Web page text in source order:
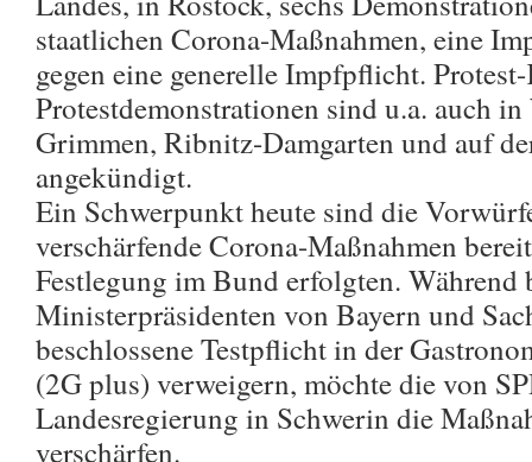
staatlichen Corona-Maßnahmen, eine
gegen eine generelle Impfpflicht.
Protestdemonstrationen sind u.a. auch
Grimmen, Ribnitz-Damgarten und auf
angekündigt.
Ein Schwerpunkt heute sind die
verschärfende Corona-Maßnahmen
Festlegung im Bund erfolgten. Während
Ministerpräsidenten von Bayern und
beschlossene Testpflicht in der
(2G plus) verweigern, möchte die von
Landesregierung in Schwerin die
verschärfen.